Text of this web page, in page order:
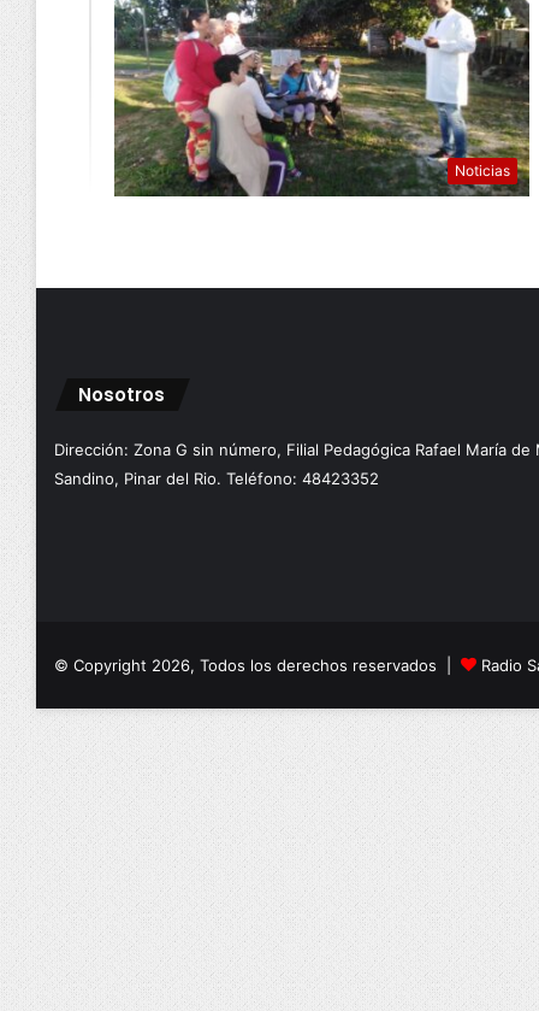
Noticias
Nosotros
Dirección: Zona G sin número, Filial Pedagógica Rafael María de
Sandino, Pinar del Rio. Teléfono: 48423352
© Copyright 2026, Todos los derechos reservados | Radio